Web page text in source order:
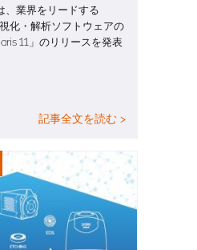
、業界をリードする
化・解析ソフトウェアの
11」のリリースを発表
記事全文を読む >